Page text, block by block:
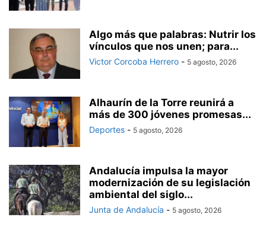
Algo más que palabras: Nutrir los
vínculos que nos unen; para...
Victor Corcoba Herrero - 5 agosto, 2026
Alhaurín de la Torre reunirá a
más de 300 jóvenes promesas...
Deportes - 5 agosto, 2026
Andalucía impulsa la mayor
modernización de su legislación
ambiental del siglo...
Junta de Andalucía - 5 agosto, 2026